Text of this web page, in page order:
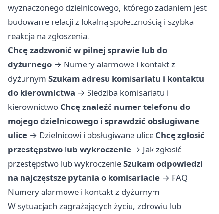
wyznaczonego dzielnicowego, którego zadaniem jest
budowanie relacji z lokalną społecznością i szybka
reakcja na zgłoszenia.
Chcę zadzwonić w pilnej sprawie lub do
dyżurnego → Numery alarmowe i kontakt z
dyżurnym Szukam adresu komisariatu i kontaktu
do kierownictwa → Siedziba komisariatu i
kierownictwo Chcę znaleźć numer telefonu do
mojego dzielnicowego i sprawdzić obsługiwane
ulice → Dzielnicowi i obsługiwane ulice Chcę zgłosić
przestępstwo lub wykroczenie → Jak zgłosić
przestępstwo lub wykroczenieSzukam odpowiedzi
na najczęstsze pytania o komisariacie → FAQ
Numery alarmowe i kontakt z dyżurnym
W sytuacjach zagrażających życiu, zdrowiu lub